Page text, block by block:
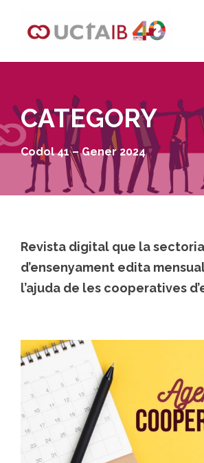
CATEGORY
Codol 41 – Gener 2024
Revista digital que la
d’ensenyament edita
l’ajuda de les cooperatives